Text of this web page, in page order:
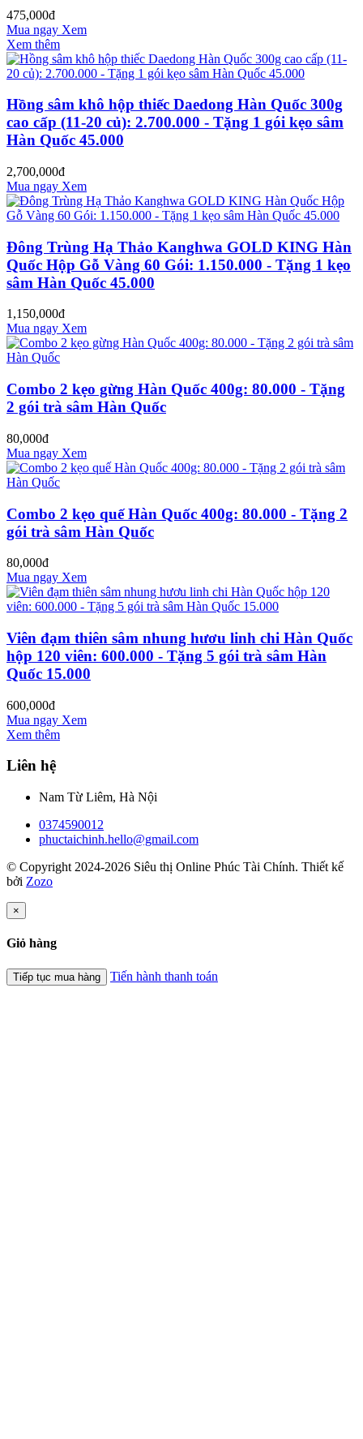
475,000đ
Mua ngay Xem
Xem thêm
Hồng sâm khô hộp thiếc Daedong Hàn Quốc 300g
cao cấp (11-20 củ): 2.700.000 - Tặng 1 gói kẹo sâm
Hàn Quốc 45.000
2,700,000đ
Mua ngay Xem
Đông Trùng Hạ Thảo Kanghwa GOLD KING Hàn
Quốc Hộp Gỗ Vàng 60 Gói: 1.150.000 - Tặng 1 kẹo
sâm Hàn Quốc 45.000
1,150,000đ
Mua ngay Xem
Combo 2 kẹo gừng Hàn Quốc 400g: 80.000 - Tặng
2 gói trà sâm Hàn Quốc
80,000đ
Mua ngay Xem
Combo 2 kẹo quế Hàn Quốc 400g: 80.000 - Tặng 2
gói trà sâm Hàn Quốc
80,000đ
Mua ngay Xem
Viên đạm thiên sâm nhung hươu linh chi Hàn Quốc
hộp 120 viên: 600.000 - Tặng 5 gói trà sâm Hàn
Quốc 15.000
600,000đ
Mua ngay Xem
Xem thêm
Liên hệ
Nam Từ Liêm, Hà Nội
0374590012
phuctaichinh.hello@gmail.com
© Copyright 2024-2026 Siêu thị Online Phúc Tài Chính. Thiết kế
bởi Zozo
×
Giỏ hàng
Tiếp tục mua hàng Tiến hành thanh toán